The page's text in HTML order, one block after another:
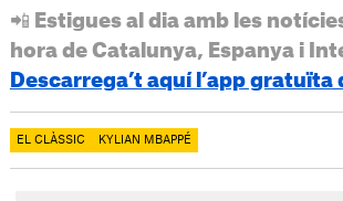
📲 Estigues al dia amb les
hora de Catalunya, Espanya i
Descarrega’t aquí l’app gratuïta
EL CLÀSSIC KYLIAN MBAPPÉ